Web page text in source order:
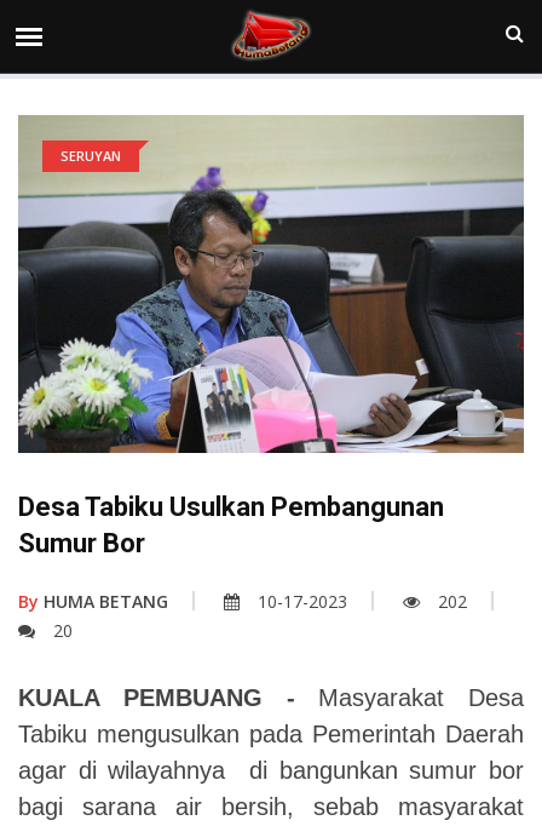
SERUYAN
Desa Tabiku Usulkan Pembangunan
Sumur Bor
By HUMA BETANG 10-17-2023
202
20
KUALA PEMBUANG - Masyarakat Desa
Tabiku mengusulkan pada Pemerintah Daerah
agar di wilayahnya di bangunkan sumur bor
bagi sarana air bersih, sebab masyarakat